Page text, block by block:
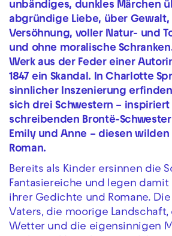
unbändiges, dunkles Märchen
abgründige Liebe, über Gewalt,
Versöhnung, voller Natur- und
und ohne moralische
Werk aus der Feder einer
1847 ein Skandal. In Charlotte
sinnlicher Inszenierung
sich drei Schwestern – inspiriert
schreibenden Brontë-
Emily und Anne – diesen
Roman.
Bereits als Kinder ersinnen die
Fantasiereiche und legen
ihrer Gedichte und Romane.
Vaters, die moorige
Wetter und die eigensinnigen